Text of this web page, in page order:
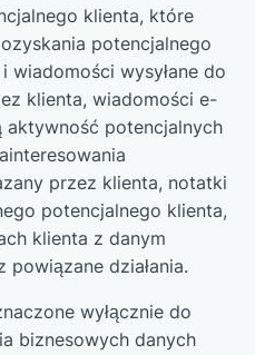
klienta, które
potencjalnego
wiadomości wysyłane do
klienta, wiadomości e-
aktywność potencjalnych
przez klienta, notatki
potencjalnego klienta,
klienta z danym
działania.
wyłącznie do
biznesowych danych